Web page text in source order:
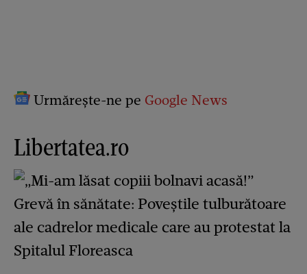
Urmărește-ne pe Google News
Libertatea.ro